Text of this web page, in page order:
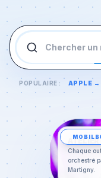
Chercher un
POPULAIRE : APPLE →
Chaque
orchestré
Martigny